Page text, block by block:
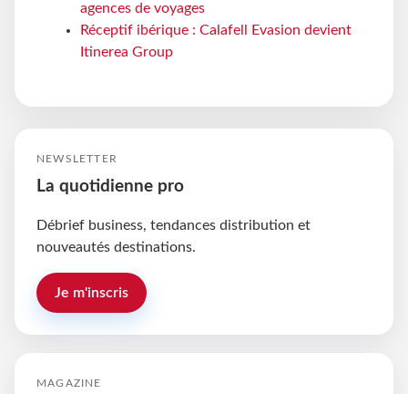
agences de voyages
Réceptif ibérique : Calafell Evasion devient
Itinerea Group
NEWSLETTER
La quotidienne pro
Débrief business, tendances distribution et
nouveautés destinations.
Je m'inscris
MAGAZINE